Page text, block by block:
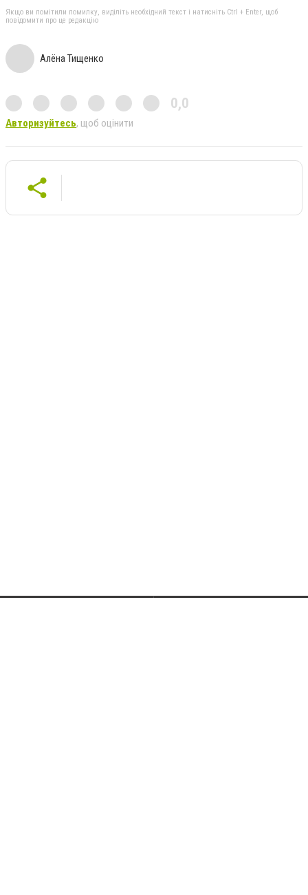
Якщо ви помітили помилку, виділіть необхідний текст і натисніть Ctrl + Enter, щоб
повідомити про це редакцію
Алёна Тищенко
0,0
Авторизуйтесь, щоб оцінити